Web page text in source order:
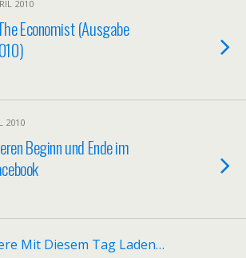
2010
Economist (Ausgabe
2010
Beginn und Ende im
Mit Diesem Tag Laden…